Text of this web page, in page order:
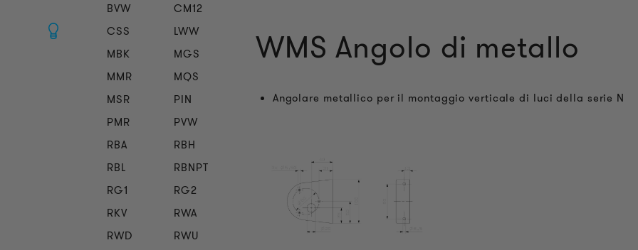
BVW
CM12
CSS
LWW
MBK
MGS
MMR
MQS
MSR
PIN
PMR
PVW
RBA
RBH
RBL
RBNPT
RG1
RG2
RKV
RWA
RWD
RWU
WMS Angolo di metallo
Angolare metallico per il montaggio verticale di luci della serie N